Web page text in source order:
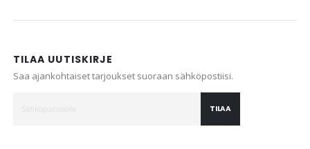
TILAA UUTISKIRJE
Saa ajankohtaiset tarjoukset suoraan sähköpostiisi.
TILAA